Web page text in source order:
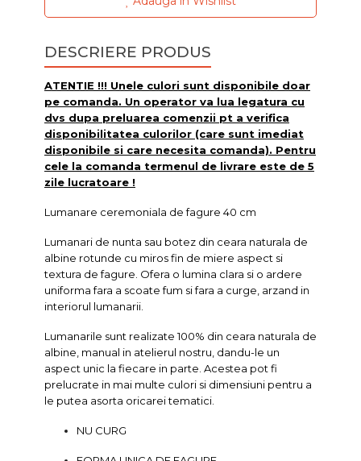
DESCRIERE PRODUS
ATENTIE !!! Unele culori sunt disponibile doar
pe comanda. Un operator va lua legatura cu
dvs dupa preluarea comenzii pt a verifica
disponibilitatea culorilor (care sunt imediat
disponibile si care necesita comanda). Pentru
cele la comanda termenul de livrare este de 5
zile lucratoare !
Lumanare ceremoniala de fagure 40 cm
Lumanari de nunta sau botez din ceara naturala de
albine rotunde cu miros fin de miere aspect si
textura de fagure. Ofera o lumina clara si o ardere
uniforma fara a scoate fum si fara a curge, arzand in
interiorul lumanarii.
Lumanarile sunt realizate 100% din ceara naturala de
albine, manual in atelierul nostru, dandu-le un
aspect unic la fiecare in parte. Acestea pot fi
prelucrate in mai multe culori si dimensiuni pentru a
le putea asorta oricarei tematici.
NU CURG